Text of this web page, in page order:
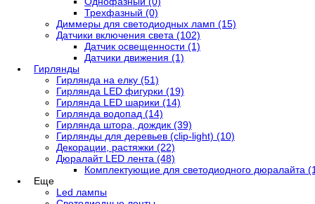
Трехфазный (0)
Диммеры для светодиодных ламп (15)
Датчики включения света (102)
Датчик освещенности (1)
Датчики движения (1)
Гирлянды
Гирлянда на елку (51)
Гирлянда LED фигурки (19)
Гирлянда LED шарики (14)
Гирлянда водопад (14)
Гирлянда штора, дождик (39)
Гирлянды для деревьев (clip-light) (10)
Декорации, растяжки (22)
Дюралайт LED лента (48)
Комплектующие для светодиодного дюралайта
Еще
Led лампы